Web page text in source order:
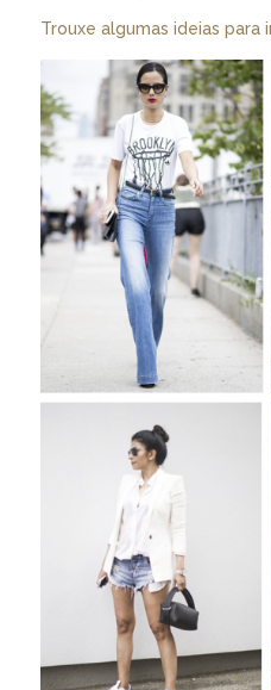
Trouxe algumas ideias para